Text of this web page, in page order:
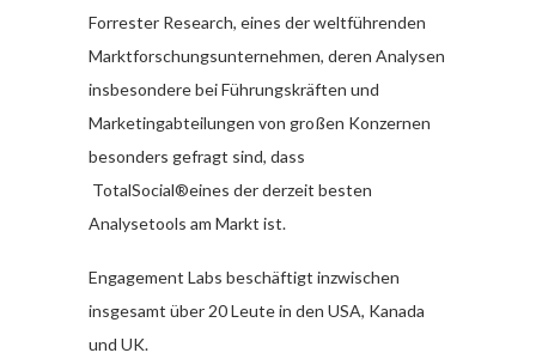
Forrester Research, eines der weltführenden
Marktforschungsunternehmen, deren Analysen
insbesondere bei Führungskräften und
Marketingabteilungen von großen Konzernen
besonders gefragt sind, dass
TotalSocial®eines der derzeit besten
Analysetools am Markt ist.
Engagement Labs beschäftigt inzwischen
insgesamt über 20 Leute in den USA, Kanada
und UK.